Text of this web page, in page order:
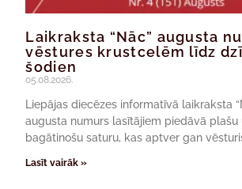
Laikraksta “Nāc” augusta
vēstures krustcelēm līdz
šodien
05.08.2026.
Liepājas diecēzes informatīvā laikraksta
augusta numurs lasītājiem piedāvā plašu
bagātinošu saturu, kas aptver gan
Lasīt vairāk »